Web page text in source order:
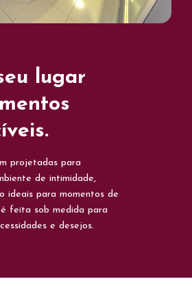
lugar
projetadas para
de intimidade,
ideais para momentos de
feita sob medida para
e desejos.